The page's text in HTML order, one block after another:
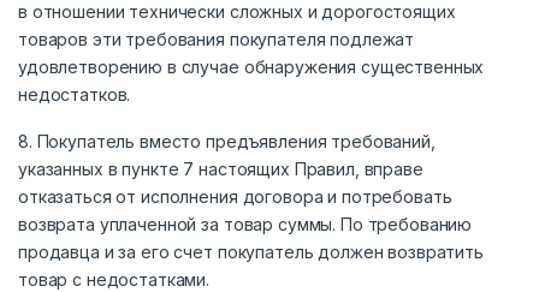
в отношении технически сложных и дорогостоящих
товаров эти требования покупателя подлежат
удовлетворению в случае обнаружения существенных
недостатков.
8. Покупатель вместо предъявления требований,
указанных в пункте 7 настоящих Правил, вправе
отказаться от исполнения договора и потребовать
возврата уплаченной за товар суммы. По требованию
продавца и за его счет покупатель должен возвратить
товар с недостатками.